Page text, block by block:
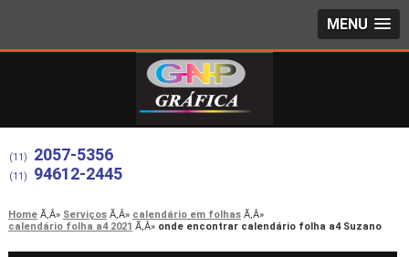
MENU
(11) 2057-5356
(11) 94612-2445
Home Serviços
calendário em folhas
calendário folha a4 2021
onde encontrar calendário folha a4 Suzano